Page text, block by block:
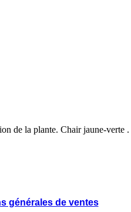
de la plante. Chair jaune-verte .
générales de ventes